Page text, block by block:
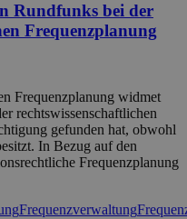
Rundfunks bei der
Frequenzplanung
Frequenzplanung widmet
rechtswissenschaftlichen
gefunden hat, obwohl
In Bezug auf den
Frequenzplanung
Frequenzverwaltung